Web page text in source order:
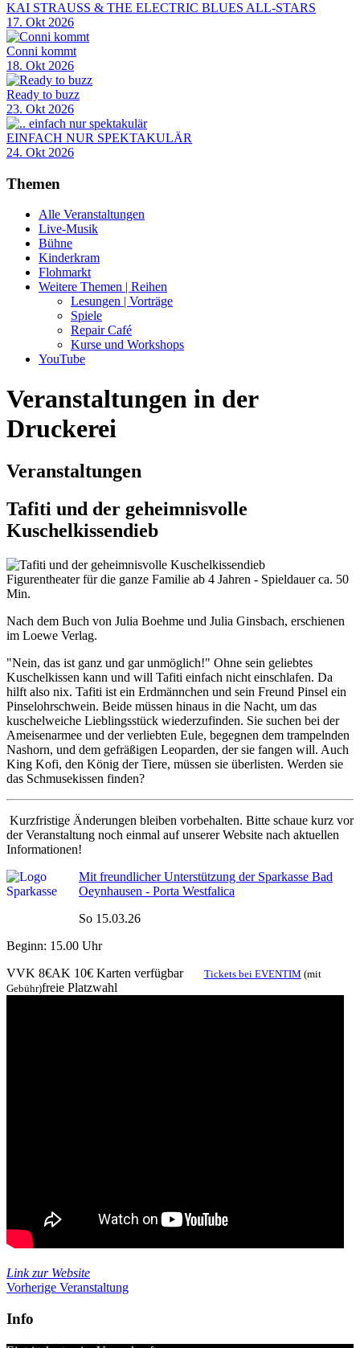
KAI STRAUSS & THE ELECTRIC BLUES ALL-STARS
17. Okt 2026
Conni kommt
18. Okt 2026
Ready to buzz
23. Okt 2026
EINFACH NUR SPEKTAKULÄR
24. Okt 2026
Themen
Alle Veranstaltungen
Live-Musik
Bühne
Kinderkram
Flohmarkt
Weitere Themen | Reihen
Lesungen | Vorträge
Spiele
Repair Café
Kurse und Workshops
YouTube
Veranstaltungen in der
Druckerei
Veranstaltungen
Tafiti und der geheimnisvolle
Kuschelkissendieb
Figurentheater für die ganze Familie ab 4 Jahren - Spieldauer ca. 50
Min.
Nach dem Buch von Julia Boehme und Julia Ginsbach, erschienen
im Loewe Verlag.
"Nein, das ist ganz und gar unmöglich!" Ohne sein geliebtes
Kuschelkissen kann und will Tafiti einfach nicht einschlafen. Da
hilft also nix. Tafiti ist ein Erdmännchen und sein Freund Pinsel ein
Pinselohrschwein. Beide müssen hinaus in die Nacht, um das
kuschelweiche Lieblingsstück wiederzufinden. Sie suchen bei der
Ameisenarmee und der verliebten Eule, begegnen dem trampelnden
Nashorn, und dem gefräßigen Leoparden, der sie fangen will. Auch
King Kofi, den König der Tiere, müssen sie überlisten. Werden sie
das Schmusekissen finden?
Kurzfristige Änderungen bleiben vorbehalten. Bitte schaue kurz vor
der Veranstaltung noch einmal auf unserer Website nach aktuellen
Informationen!
Mit freundlicher Unterstützung der Sparkasse Bad
Oeynhausen - Porta Westfalica
So 15.03.26
Beginn: 15.00 Uhr
VVK 8€AK 10€ Karten verfügbar Tickets bei EVENTIM (mit
Gebühr)freie Platzwahl
Link zur Website
Vorherige Veranstaltung
Info